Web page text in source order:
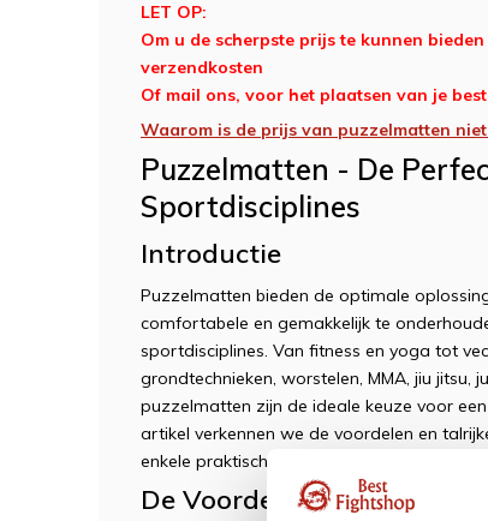
LET OP:
Om u de scherpste prijs te kunnen
verzendkosten
Of mail ons, voor het plaatsen van je
Waarom is de prijs van puzzelmatten
Puzzelmatten - De
Sportdisciplines
Introductie
Puzzelmatten bieden de optimale
comfortabele en gemakkelijk te
sportdisciplines. Van fitness en yoga tot
grondtechnieken, worstelen, MMA, jiu jitsu,
puzzelmatten zijn de ideale keuze voor
artikel verkennen we de voordelen en
enkele praktische trainingsvoorbeelden.
De Voordelen van